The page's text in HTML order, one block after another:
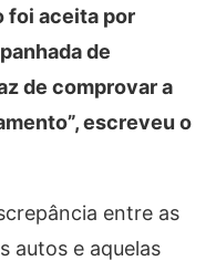
foi aceita por
de
de comprovar a
escreveu o
entre as
autos e aquelas